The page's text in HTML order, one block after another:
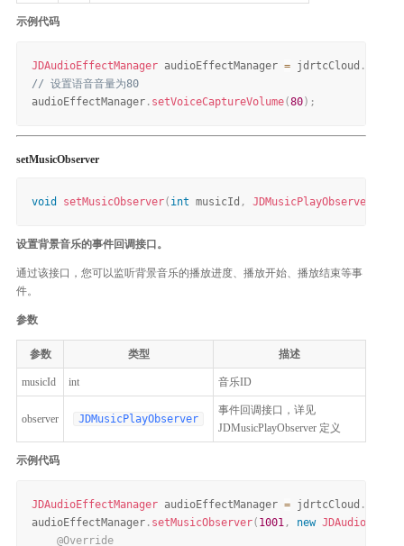
示例代码
JDAudioEffectManager audioEffectManager = jdrtcCloud .
// 设置语音音量为80
audioEffectManager . setVoiceCaptureVolume(80) ;
setMusicObserver
void setMusicObserver( int musicId , JDMusicPlayObserver
设置背景音乐的事件回调接口。
通过该接口，您可以监听背景音乐的播放进度、播放开始、播放结束等事
件。
参数
参数 类型 描述
musicId int 音乐ID
observer JDMusicPlayObserver
事件回调接口，详见
JDMusicPlayObserver 定义
示例代码
JDAudioEffectManager audioEffectManager = jdrtcCloud .
audioEffectManager . setMusicObserver( 1001 , new
@Override